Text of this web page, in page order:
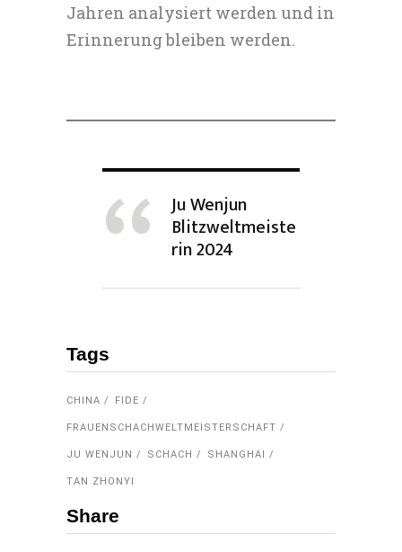
Jahren analysiert werden und in
Erinnerung bleiben werden.
Ju Wenjun
Blitzweltmeiste
rin 2024
Tags
CHINA FIDE
FRAUENSCHACHWELTMEISTERSCHAFT
JU WENJUN SCHACH SHANGHAI
TAN ZHONYI
Share